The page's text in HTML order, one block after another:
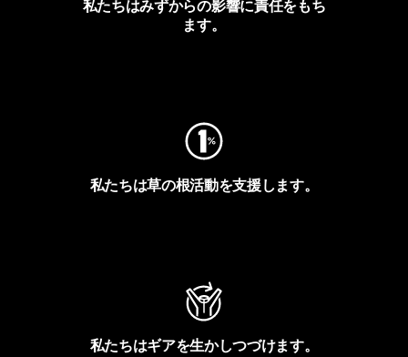
私たちはみずからの影響に責任をもち
ます。
私たちは草の根活動を支援します。
私たちはギアを生かしつづけます。